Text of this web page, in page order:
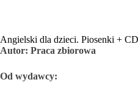
Angielski dla dzieci. Piosenki + CD
Autor: Praca zbiorowa
Od wydawcy: